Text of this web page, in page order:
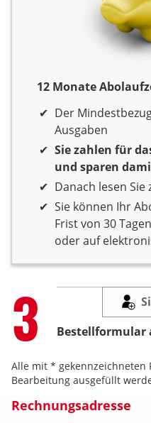
12 Monate
12 Monate Laufzeit
Der
Ausgaben
Sie zahlen für
und sparen
Danach lesen
Sie können Ihr
Frist von 30
oder auf
Step
3 Bestellformular
Alle mit * gekennzeichneten
Bearbeitung ausgefüllt
Rechnungsadresse